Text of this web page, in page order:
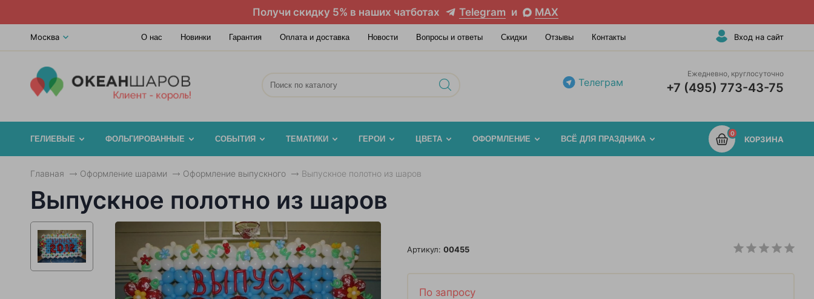
Получи скидку 5% в наших чатботах Telegram и MAX
Москва О нас Новинки Гарантия Оплата и доставка Новости Вопросы и ответы Скидки Отзывы Контакты Вход на сайт
Телеграм
Ежедневно, круглосуточно
+7 (495) 773-43-75
0
КОРЗИНА
ГЕЛИЕВЫЕ ФОЛЬГИРОВАННЫЕ СОБЫТИЯ ТЕМАТИКИ ГЕРОИ ЦВЕТА ОФОРМЛЕНИЕ ВСЁ ДЛЯ ПРАЗДНИКА
Главная Оформление шарами Оформление выпускного Выпускное полотно из шаров
Выпускное полотно из шаров
Артикул: 00455
По запросу